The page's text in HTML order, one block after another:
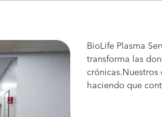
BioLife Plasma
transforma las
haciendo que